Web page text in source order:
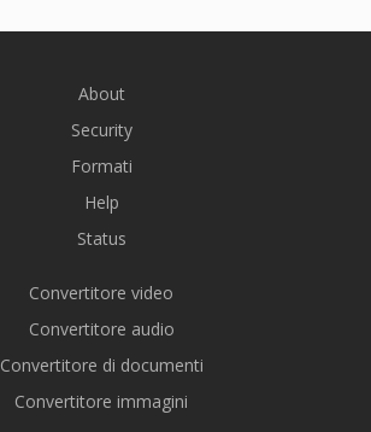
About
Security
Formati
Help
Status
Convertitore video
Convertitore audio
Convertitore di documenti
Convertitore immagini